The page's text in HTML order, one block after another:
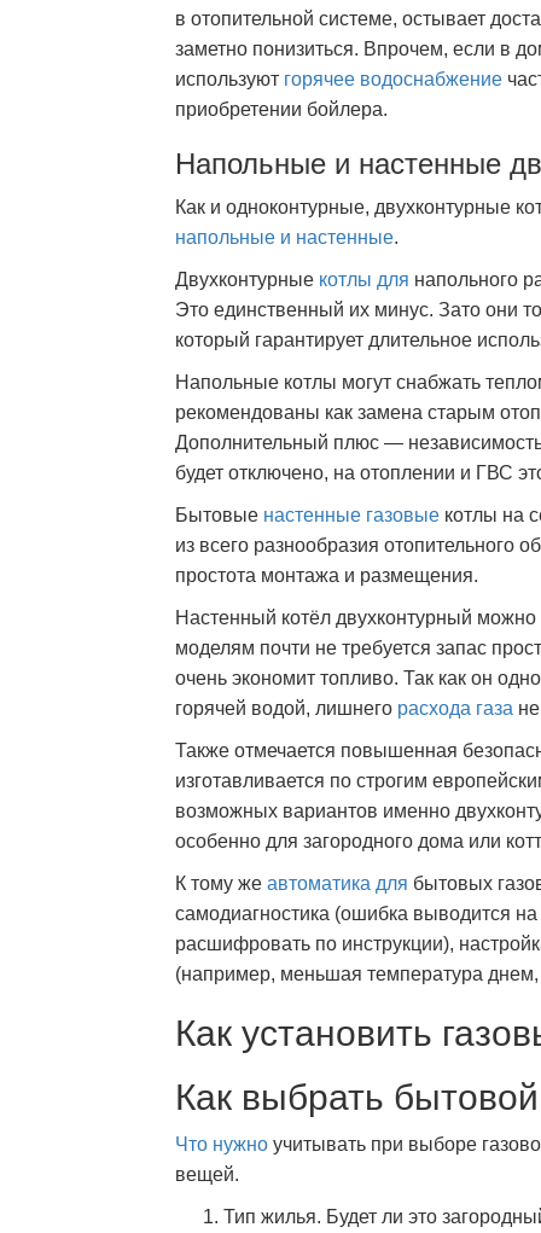
в отопительной системе, остывает
заметно понизиться. Впрочем, если в
используют горячее водоснабжение
приобретении бойлера.
Напольные и настенные
Как и одноконтурные, двухконтурные
напольные и настенные.
Двухконтурные котлы для напольного
Это единственный их минус. Зато они
который гарантирует длительное
Напольные котлы могут снабжать
рекомендованы как замена старым
Дополнительный плюс —
будет отключено, на отоплении и ГВС
Бытовые настенные газовые котлы на
из всего разнообразия
простота монтажа и размещения.
Настенный котёл двухконтурный
моделям почти не требуется запас
очень экономит топливо. Так как он
горячей водой, лишнего расхода газа
Также отмечается повышенная
изготавливается по строгим
возможных вариантов именно
особенно для загородного дома или
К тому же автоматика для бытовых
самодиагностика (ошибка выводится
расшифровать по инструкции),
(например, меньшая температура
Как установить
Как выбрать
Что нужно учитывать при выборе
вещей.
Тип жилья. Будет ли это